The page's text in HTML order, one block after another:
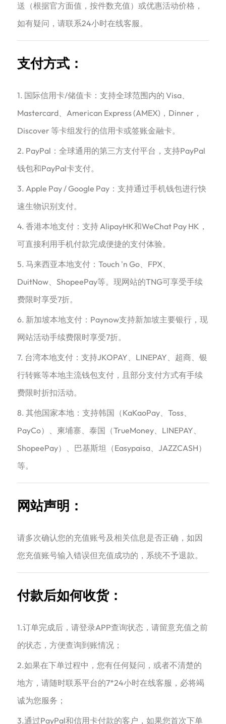
送（根据官方面值，按件数充值）或优惠活动价格，
如有疑问，请联系24小时在线客服。
支付方式：
1. 国际信用卡/储值卡：支持全球范围内的 Visa、
Mastercard、American Express (AMEX)，Dinner，
Discover 等卡组发行的信用卡或签账金融卡。
2. PayPal：全球通用的第三方支付平台，支持PayPal
钱包和PayPal卡支付。
3. Apple Pay / Google Pay：支持通过手机钱包进行快
速生物识别支付。
4. 香港本地支付：支持 AlipayHK和WeChat Pay HK，
可直接利用手机付款完成便捷的支付体验。
5. 马来西亚本地支付：Touch 'n Go、FPX、
DuitNow、ShopeePay等。现网站的TNG可享受手续
费限时享受7折。
6. 新加坡本地支付：Paynow支持新加坡主要银行，现
网站活动手续费限时享受7折。
7. 台湾本地支付：支持JKOPAY、LINEPAY、超商、银
行转账等本地主流钱包支付，且部分支付方式有手续
费限时折扣活动。
8. 其他国家本地：支持韩国（KaKaoPay、Toss、
PayCo）、柬埔寨、泰国（TrueMoney、LINEPAY、
ShopeePay）、巴基斯坦（Easypaisa、JAZZCASH）
等。
网站声明：
请多次确认您的充值账号及相关信息是否正确，如因
您充值账号输入错误但充值成功的，系统不予退款。
付款后如何收货：
1.订单完成后，请登录APP查询状态，请留意充值之前
的状态，方便查询到账情况；
2.如果在下单过程中，您有任何疑问，或者不清楚的
地方，请随时联系平台的7*24小时在线客服，必将竭
诚为您服务；
3.通过PayPal和信用卡付款的客户，如果您首次下单